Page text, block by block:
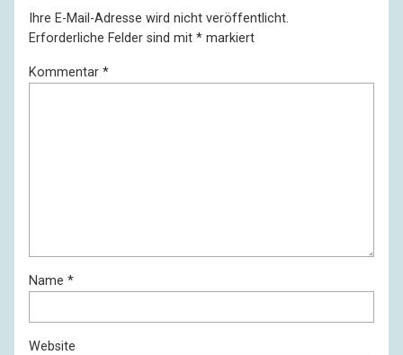
Ihre E-Mail-Adresse wird nicht veröffentlicht.
Erforderliche Felder sind mit * markiert
Kommentar *
Name *
Website